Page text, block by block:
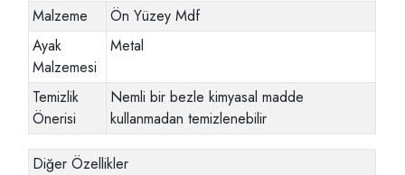
Malzeme
Ön Yüzey Mdf
Ayak
Malzemesi
Metal
Temizlik
Önerisi
Nemli bir bezle kimyasal madde
kullanmadan temizlenebilir
Diğer Özellikler